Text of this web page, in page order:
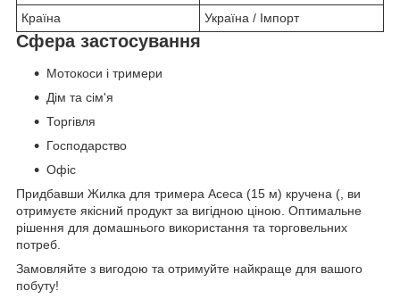
Країна
Україна / Імпорт
Сфера застосування
Мотокоси і тримери
Дім та сім'я
Торгівля
Господарство
Офіс
Придбавши Жилка для тримера Асеса (15 м) кручена (, ви
отримуєте якісний продукт за вигідною ціною. Оптимальне
рішення для домашнього використання та торговельних
потреб.
Замовляйте з вигодою та отримуйте найкраще для вашого
побуту!